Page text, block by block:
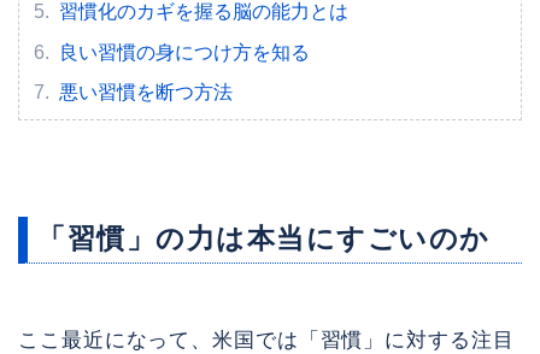
習慣化のカギを握る脳の能力とは
良い習慣の身につけ方を知る
悪い習慣を断つ方法
「習慣」の力は本当にすごいのか
ここ最近になって、米国では「習慣」に対する注目